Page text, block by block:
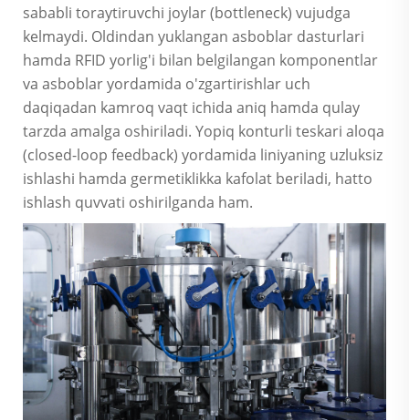
sababli toraytiruvchi joylar (bottleneck) vujudga
kelmaydi. Oldindan yuklangan asboblar dasturlari
hamda RFID yorlig'i bilan belgilangan komponentlar
va asboblar yordamida o'zgartirishlar uch
daqiqadan kamroq vaqt ichida aniq hamda qulay
tarzda amalga oshiriladi. Yopiq konturli teskari aloqa
(closed-loop feedback) yordamida liniyaning uzluksiz
ishlashi hamda germetiklikka kafolat beriladi, hatto
ishlash quvvati oshirilganda ham.